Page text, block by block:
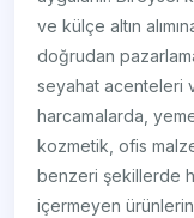
ve külçe altın
doğrudan
seyahat acenteleri
harcamalarda,
kozmetik, ofis
benzeri şekillerde
içermeyen